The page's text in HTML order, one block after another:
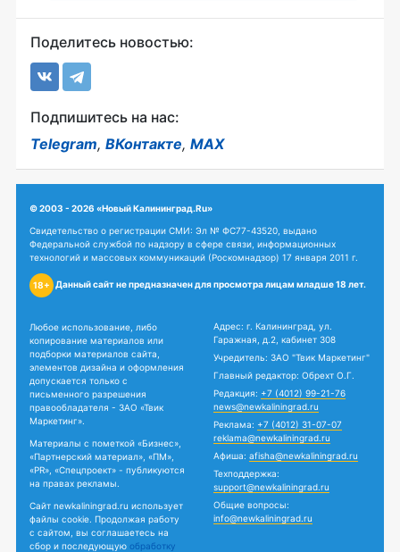
Поделитесь новостью:
Подпишитесь на нас:
Telegram, ВКонтакте, MAX
© 2003 - 2026 «Новый Калининград.Ru»
Свидетельство о регистрации СМИ: Эл № ФС77-43520, выдано
Федеральной службой по надзору в сфере связи, информационных
технологий и массовых коммуникаций (Роскомнадзор) 17 января 2011 г.
18+ Данный сайт не предназначен для просмотра лицам младше 18 лет.
Любое использование, либо
копирование материалов или
подборки материалов сайта,
элементов дизайна и оформления
допускается только с
письменного разрешения
правообладателя - ЗАО «Твик
Маркетинг».
Материалы с пометкой «Бизнес»,
«Партнерский материал», «ПМ»,
«PR», «Спецпроект» - публикуются
на правах рекламы.
Сайт newkaliningrad.ru использует
файлы cookie. Продолжая работу
с сайтом, вы соглашаетесь на
сбор и последующую обработку
Адрес: г. Калининград, ул.
Гаражная, д.2, кабинет 308
Учредитель: ЗАО "Твик Маркетинг"
Главный редактор: Обрехт О.Г.
Редакция: +7 (4012) 99-21-76
news@newkaliningrad.ru
Реклама: +7 (4012) 31-07-07
reklama@newkaliningrad.ru
Афиша: afisha@newkaliningrad.ru
Техподдержка:
support@newkaliningrad.ru
Общие вопросы:
info@newkaliningrad.ru